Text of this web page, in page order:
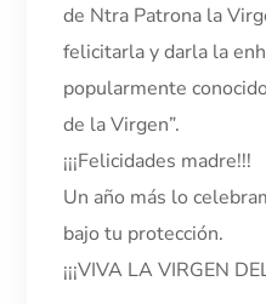
de Ntra Patrona la
felicitarla y darla la
popularmente
de la Virgen”.
¡¡¡Felicidades madre!!!
Un año más lo
bajo tu protección.
¡¡¡VIVA LA VIRGEN